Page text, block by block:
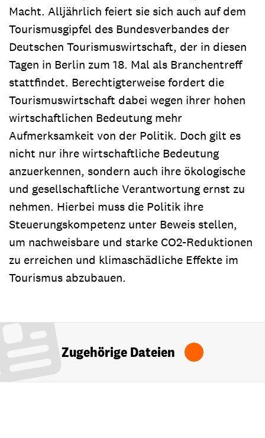
Macht. Alljährlich feiert sie sich auch auf dem
Tourismusgipfel des Bundesverbandes der
Deutschen Tourismuswirtschaft, der in diesen
Tagen in Berlin zum 18. Mal als Branchentreff
stattfindet. Berechtigterweise fordert die
Tourismuswirtschaft dabei wegen ihrer hohen
wirtschaftlichen Bedeutung mehr
Aufmerksamkeit von der Politik. Doch gilt es
nicht nur ihre wirtschaftliche Bedeutung
anzuerkennen, sondern auch ihre ökologische
und gesellschaftliche Verantwortung ernst zu
nehmen. Hierbei muss die Politik ihre
Steuerungskompetenz unter Beweis stellen,
um nachweisbare und starke CO2-Reduktionen
zu erreichen und klimaschädliche Effekte im
Tourismus abzubauen.
Zugehörige Dateien